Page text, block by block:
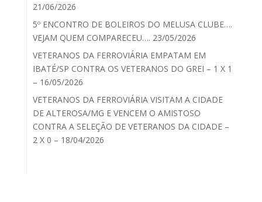
21/06/2026
5º ENCONTRO DE BOLEIROS DO MELUSA CLUBE….
VEJAM QUEM COMPARECEU…. 23/05/2026
VETERANOS DA FERROVIÁRIA EMPATAM EM
IBATÉ/SP CONTRA OS VETERANOS DO GREI – 1 X 1
– 16/05/2026
VETERANOS DA FERROVIÁRIA VISITAM A CIDADE
DE ALTEROSA/MG E VENCEM O AMISTOSO
CONTRA A SELEÇÃO DE VETERANOS DA CIDADE –
2 X 0 – 18/04/2026